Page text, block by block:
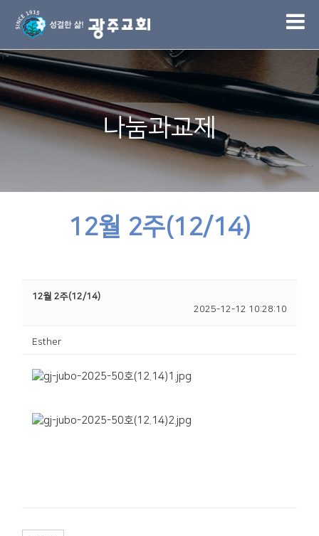
1
나눔과교제
12월 2주(12/14)
12월 2주(12/14)
2025-12-12 10:28:10
Esther